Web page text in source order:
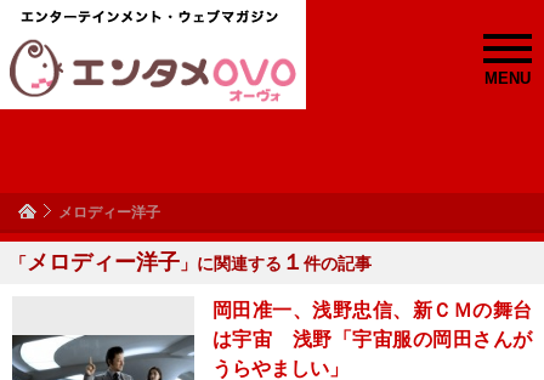
MENU
メロディー洋子
「メロディー洋子 」に関連する １ 件の記事
岡田准一、浅野忠信、新ＣＭの舞台
は宇宙 浅野「宇宙服の岡田さんが
うらやましい」